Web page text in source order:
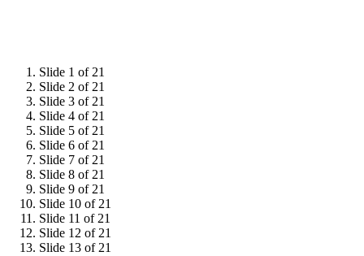
Slide 1 of 21
Slide 2 of 21
Slide 3 of 21
Slide 4 of 21
Slide 5 of 21
Slide 6 of 21
Slide 7 of 21
Slide 8 of 21
Slide 9 of 21
Slide 10 of 21
Slide 11 of 21
Slide 12 of 21
Slide 13 of 21